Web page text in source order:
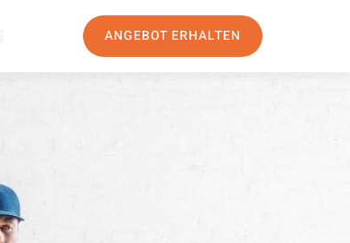
ANGEBOT ERHALTEN